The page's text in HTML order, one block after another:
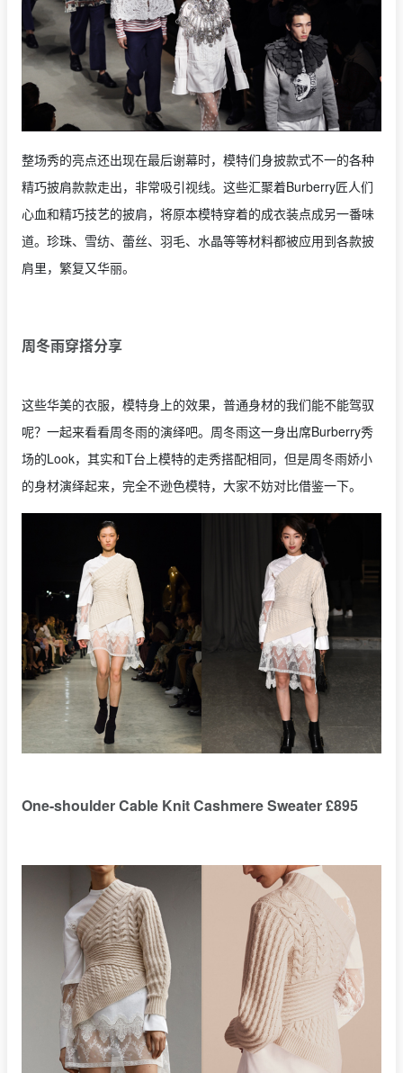
整场秀的亮点还出现在最后谢幕时，模特们身披款式不一的各种
精巧披肩款款走出，非常吸引视线。这些汇聚着Burberry匠人们
心血和精巧技艺的披肩，将原本模特穿着的成衣装点成另一番味
道。珍珠、雪纺、蕾丝、羽毛、水晶等等材料都被应用到各款披
肩里，繁复又华丽。
周冬雨穿搭分享
这些华美的衣服，模特身上的效果，普通身材的我们能不能驾驭
呢？一起来看看周冬雨的演绎吧。周冬雨这一身出席Burberry秀
场的Look，其实和T台上模特的走秀搭配相同，但是周冬雨娇小
的身材演绎起来，完全不逊色模特，大家不妨对比借鉴一下。
One-shoulder Cable Knit Cashmere Sweater £895